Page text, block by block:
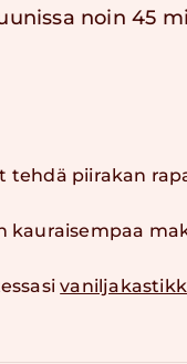
noin 45
tehdä piirakan
kauraisempaa